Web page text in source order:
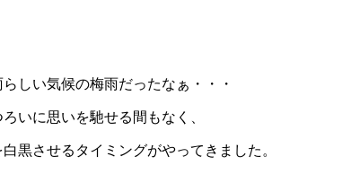
しい気候の梅雨だったなぁ・・・
いに思いを馳せる間もなく、
黒させるタイミングがやってきました。